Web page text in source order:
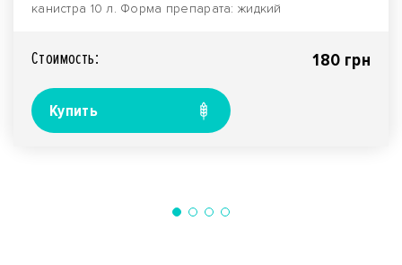
канистра 10 л. Форма препарата: жидкий
Стоимость: 180 грн
Купить